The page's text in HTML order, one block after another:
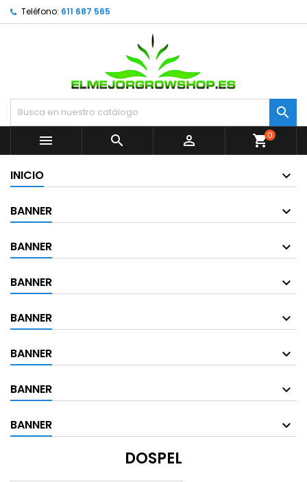
Teléfono: 611 687 565


  shopping_cart0
INICIO
BANNER
BANNER
BANNER
BANNER
BANNER
BANNER
BANNER
DOSPEL